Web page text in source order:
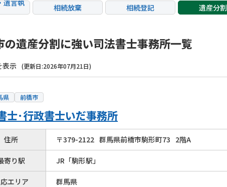
遺言執
相続放棄 相続登記 遺産分割
生前対策 相続人調査
の遺産分割に強い司法書士事務所一覧
表示 (更新日:2026年07月21日)
県 前橋市
士･行政書士いだ事務所
住所 〒379-2122 群馬県前橋市駒形町73 2階A
寄り駅 JR「駒形駅」
エリア 群馬県